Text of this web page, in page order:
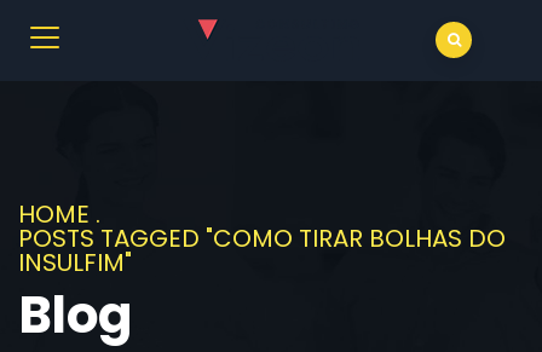
HOME .
POSTS TAGGED "COMO TIRAR BOLHAS DO
INSULFIM"
Blog